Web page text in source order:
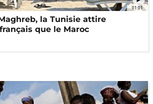
01:01
la Tunisie attire
que le Maroc